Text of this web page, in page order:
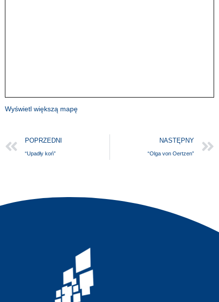
Wyświetl większą mapę
POPRZEDNI
“Upadły koń”
NASTĘPNY
“Olga von Oertzen”